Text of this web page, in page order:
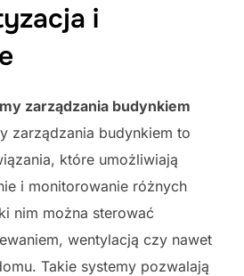
i
zarządzania budynkiem
zarządzania budynkiem to
które umożliwiają
i monitorowanie różnych
nim można sterować
wentylacją czy nawet
Takie systemy pozwalają